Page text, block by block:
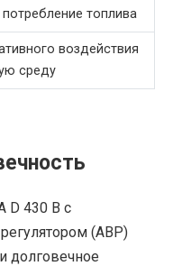
топлива
воздействия
среду
D 430 B с
(АВР)
долговечное